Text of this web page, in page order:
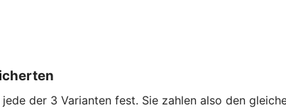
der 3 Varianten fest. Sie zahlen also den